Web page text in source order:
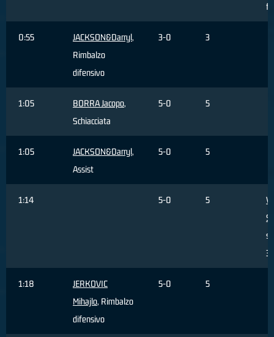
0:55 JACKSON&Darryl,
Rimbalzo
difensivo
3-0 3
1:05 BORRA Jacopo,
Schiacciata
5-0 5
1:05 JACKSON&Darryl,
Assist
5-0 5
1:14 5-0 5
3
1:18
JERKOVIC
Mihajlo, Rimbalzo
difensivo
5-0 5